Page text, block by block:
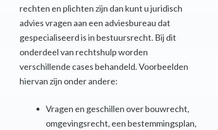
rechten en plichten zijn dan kunt u juridisch
advies vragen aan een adviesbureau dat
gespecialiseerd is in bestuursrecht. Bij dit
onderdeel van rechtshulp worden
verschillende cases behandeld. Voorbeelden
hiervan zijn onder andere:
Vragen en geschillen over bouwrecht,
omgevingsrecht, een bestemmingsplan,